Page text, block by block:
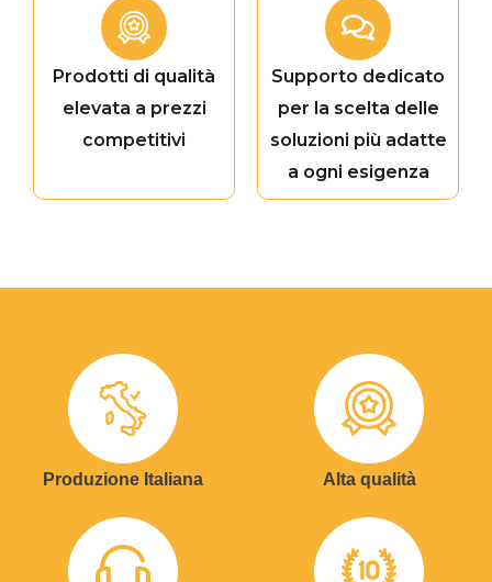
Prodotti di qualità
elevata a prezzi
competitivi
Supporto dedicato
per la scelta delle
soluzioni più adatte
a ogni esigenza
Produzione Italiana Alta qualità